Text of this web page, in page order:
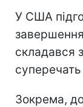
У США
завершення
складався
Зокрема,